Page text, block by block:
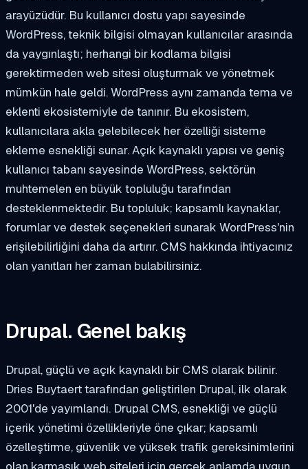
arayüzüdür. Bu kullanıcı dostu yapı sayesinde
WordPress, teknik bilgisi olmayan kullanıcılar arasında
da yaygınlaştı; herhangi bir kodlama bilgisi
gerektirmeden web sitesi oluşturmak ve yönetmek
mümkün hale geldi. WordPress aynı zamanda tema ve
eklenti ekosistemiyle de tanınır. Bu ekosistem,
kullanıcılara akla gelebilecek her özelliği sisteme
ekleme esnekliği sunar. Açık kaynaklı yapısı ve geniş
kullanıcı tabanı sayesinde WordPress, sektörün
muhtemelen en büyük topluluğu tarafından
desteklenmektedir. Bu topluluk; kapsamlı kaynaklar,
forumlar ve destek seçenekleri sunarak WordPress'nin
erişilebilirliğini daha da artırır. CMS hakkında ihtiyacınız
olan yanıtları her zaman bulabilirsiniz.
Drupal. Genel bakış
Drupal, güçlü ve açık kaynaklı bir CMS olarak bilinir.
Dries Buytaert tarafından geliştirilen Drupal, ilk olarak
2001'de yayımlandı. Drupal CMS, esnekliği ve güçlü
içerik yönetimi özellikleriyle öne çıkar; kapsamlı
özelleştirme, güvenlik ve yüksek trafik gereksinimlerini